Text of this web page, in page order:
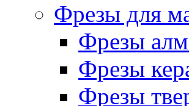
Фрезы для
Фрезы
Фрезы
Фрезы